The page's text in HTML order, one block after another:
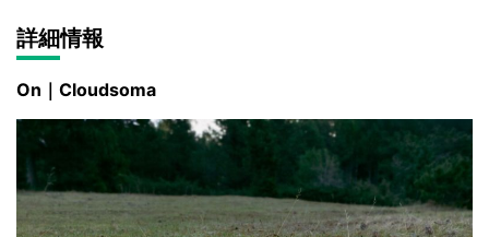
詳細情報
On｜Cloudsoma